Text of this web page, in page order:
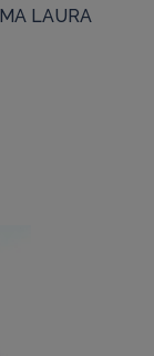
LAURA